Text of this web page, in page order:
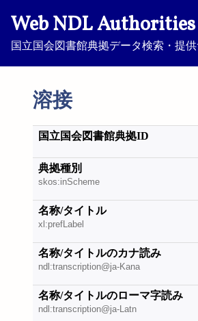
Web NDL Authorities
国立国会図書館典拠データ検索・提
溶接
国立国会図書館典拠ID
典拠種別
skos:inScheme
名称/タイトル
xl:prefLabel
名称/タイトルのカナ読み
ndl:transcription@ja-Kana
名称/タイトルのローマ字読み
ndl:transcription@ja-Latn